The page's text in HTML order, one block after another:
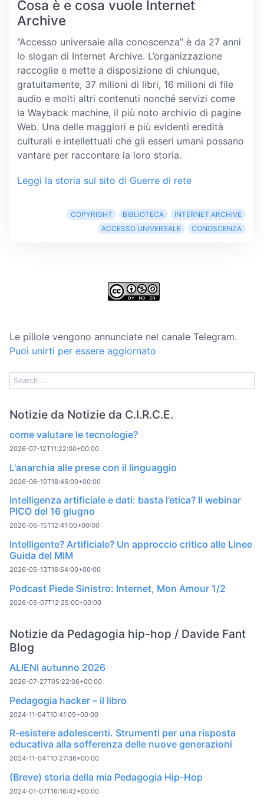
Cosa è e cosa vuole Internet
Archive
“Accesso universale alla conoscenza” è da 27 anni
lo slogan di Internet Archive. L’organizzazione
raccoglie e mette a disposizione di chiunque,
gratuitamente, 37 milioni di libri, 16 milioni di file
audio e molti altri contenuti nonché servizi come
la Wayback machine, il più noto archivio di pagine
Web. Una delle maggiori e più evidenti eredità
culturali e intellettuali che gli esseri umani possano
vantare per raccontare la loro storia.
Leggi la storia sul sito di Guerre di rete
COPYRIGHT BIBLIOTECA
INTERNET ARCHIVE
ACCESSO UNIVERSALE
CONOSCENZA
Le pillole vengono annunciate nel canale Telegram.
Puoi unirti per essere aggiornato
Notizie da Notizie da C.I.R.C.E.
come valutare le tecnologie?
2026-07-12T11:22:00+00:00
L'anarchia alle prese con il linguaggio
2026-06-19T16:45:00+00:00
Intelligenza artificiale e dati: basta l’etica? Il webinar
PICO del 16 giugno
2026-06-15T12:41:00+00:00
Intelligente? Artificiale? Un approccio critico alle Linee
Guida del MIM
2026-05-13T16:54:00+00:00
Podcast Piede Sinistro: Internet, Mon Amour 1/2
2026-05-07T12:25:00+00:00
Notizie da Pedagogia hip-hop / Davide Fant
Blog
ALIENI autunno 2026
2026-07-27T05:22:06+00:00
Pedagogia hacker – il libro
2024-11-04T10:41:09+00:00
R-esistere adolescenti. Strumenti per una risposta
educativa alla sofferenza delle nuove generazioni
2024-11-04T10:27:36+00:00
(Breve) storia della mia Pedagogia Hip-Hop
2024-01-07T16:16:42+00:00